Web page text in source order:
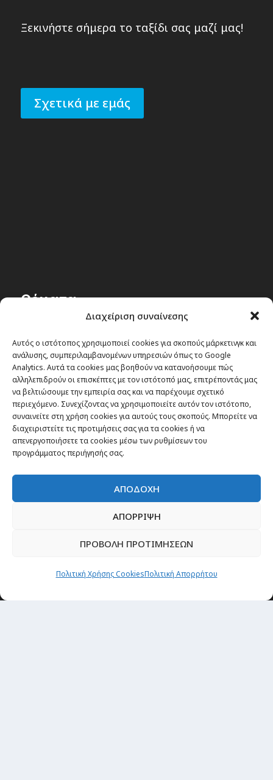
Διαχείριση συναίνεσης
Αυτός ο ιστότοπος χρησιμοποιεί cookies για σκοπούς μάρκετινγκ και
ανάλυσης, συμπεριλαμβανομένων υπηρεσιών όπως το Google
Analytics. Αυτά τα cookies μας βοηθούν να κατανοήσουμε πώς
αλληλεπιδρούν οι επισκέπτες με τον ιστότοπό μας, επιτρέποντάς μας
να βελτιώσουμε την εμπειρία σας και να παρέχουμε σχετικό
περιεχόμενο. Συνεχίζοντας να χρησιμοποιείτε αυτόν τον ιστότοπο,
συναινείτε στη χρήση cookies για αυτούς τους σκοπούς. Μπορείτε να
διαχειριστείτε τις προτιμήσεις σας για τα cookies ή να
απενεργοποιήσετε τα cookies μέσω των ρυθμίσεων του
προγράμματος περιήγησής σας.
ΑΠΟΔΟΧΗ
ΑΠΟΡΡΙΨΗ
ΠΡΟΒΟΛΗ ΠΡΟΤΙΜΗΣΕΩΝ
Πολιτική Χρήσης CookiesΠολιτική Απορρήτου
Ξεκινήστε σήμερα το ταξίδι σας μαζί μας!
Σχετικά με εμάς
Θέματα
Passenger στον κόσμο
TRAVEL NEWS
Οργάνωσε το ταξίδι σου
CITY and CULTURE